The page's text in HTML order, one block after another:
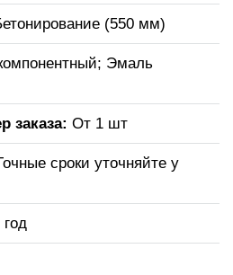
(550 мм)
Эмаль
заказа: От 1 шт
сроки уточняйте у
год